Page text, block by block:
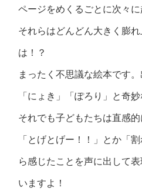
ページをめくるごとに次々に
それらはどんどん大きく膨
は！？
まったく不思議な絵本です
「にょき」「ぽろり」と奇妙
それでも子どもたちは直感
「とげとげー！！」とか「
ら感じたことを声に出して
いますよ！